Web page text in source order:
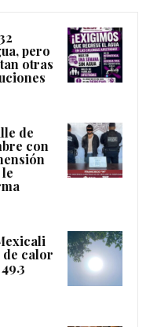
pero
otras
de
con
calor